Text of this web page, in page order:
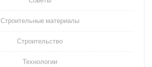
Строительные материалы
Строительство
Технологии